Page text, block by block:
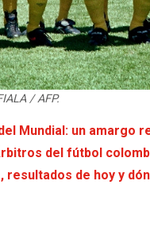
/ AFP.
Mundial: un amargo
del fútbol
resultados de hoy y